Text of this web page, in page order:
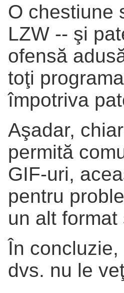
O chestiune
LZW -- şi
ofensă
toţi
împotriva
Aşadar,
permită
GIF-uri,
pentru
un alt
În
dvs. nu le